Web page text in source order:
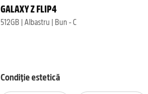
GALAXY Z FLIP4
512GB | Albastru | Bun - C
Condiție estetică